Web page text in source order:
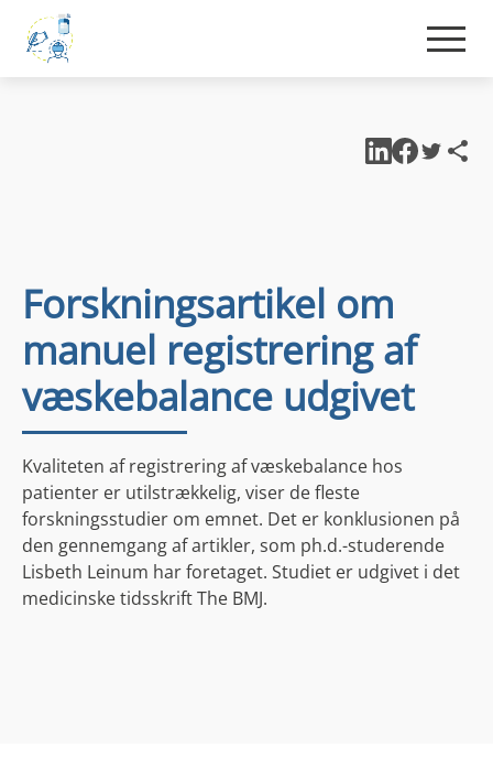
Forskningsartikel om
manuel registrering af
væskebalance udgivet
Kvaliteten af ​​registrering af væskebalance hos
patienter er utilstrækkelig, viser de fleste
forskningsstudier om emnet. Det er konklusionen på
den gennemgang af artikler, som ph.d.-studerende
Lisbeth Leinum har foretaget. Studiet er udgivet i det
medicinske tidsskrift The BMJ.